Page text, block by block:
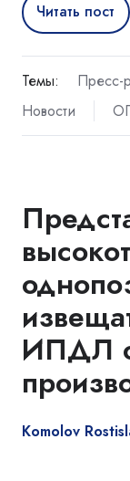
Читать пост
Темы: Пресс-
Новости
ИПДЛ
Komolov